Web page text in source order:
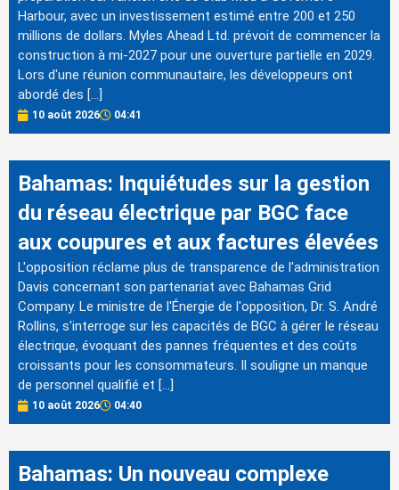
Harbour, avec un investissement estimé entre 200 et 250
millions de dollars. Myles Ahead Ltd. prévoit de commencer la
construction à mi-2027 pour une ouverture partielle en 2029.
Lors d'une réunion communautaire, les développeurs ont
abordé des […]
10 août 2026 04:41
Bahamas: Inquiétudes sur la gestion
du réseau électrique par BGC face
aux coupures et aux factures élevées
L'opposition réclame plus de transparence de l'administration
Davis concernant son partenariat avec Bahamas Grid
Company. Le ministre de l'Énergie de l'opposition, Dr. S. André
Rollins, s'interroge sur les capacités de BGC à gérer le réseau
électrique, évoquant des pannes fréquentes et des coûts
croissants pour les consommateurs. Il souligne un manque
de personnel qualifié et […]
10 août 2026 04:40
Bahamas: Un nouveau complexe